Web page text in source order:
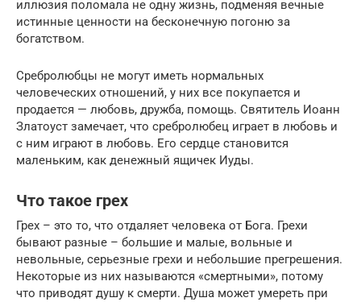
иллюзия поломала не одну жизнь, подменяя вечные
истинные ценности на бесконечную погоню за
богатством.
Сребролюбцы не могут иметь нормальных
человеческих отношений, у них все покупается и
продается — любовь, дружба, помощь. Святитель Иоанн
Златоуст замечает, что сребролюбец играет в любовь и
с ним играют в любовь. Его сердце становится
маленьким, как денежный ящичек Иуды.
Что такое грех
Грех – это то, что отдаляет человека от Бога. Грехи
бывают разные – большие и малые, вольные и
невольные, серьезные грехи и небольшие прегрешения.
Некоторые из них называются «смертными», потому
что приводят душу к смерти. Душа может умереть при